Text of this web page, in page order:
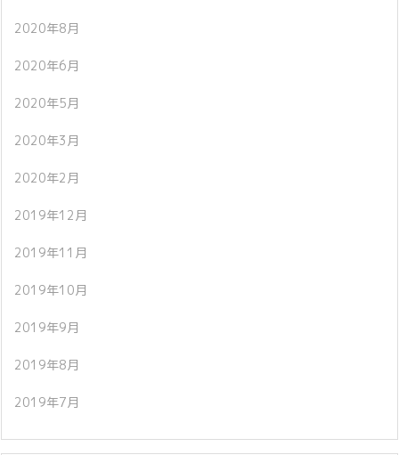
2020年8月
2020年6月
2020年5月
2020年3月
2020年2月
2019年12月
2019年11月
2019年10月
2019年9月
2019年8月
2019年7月